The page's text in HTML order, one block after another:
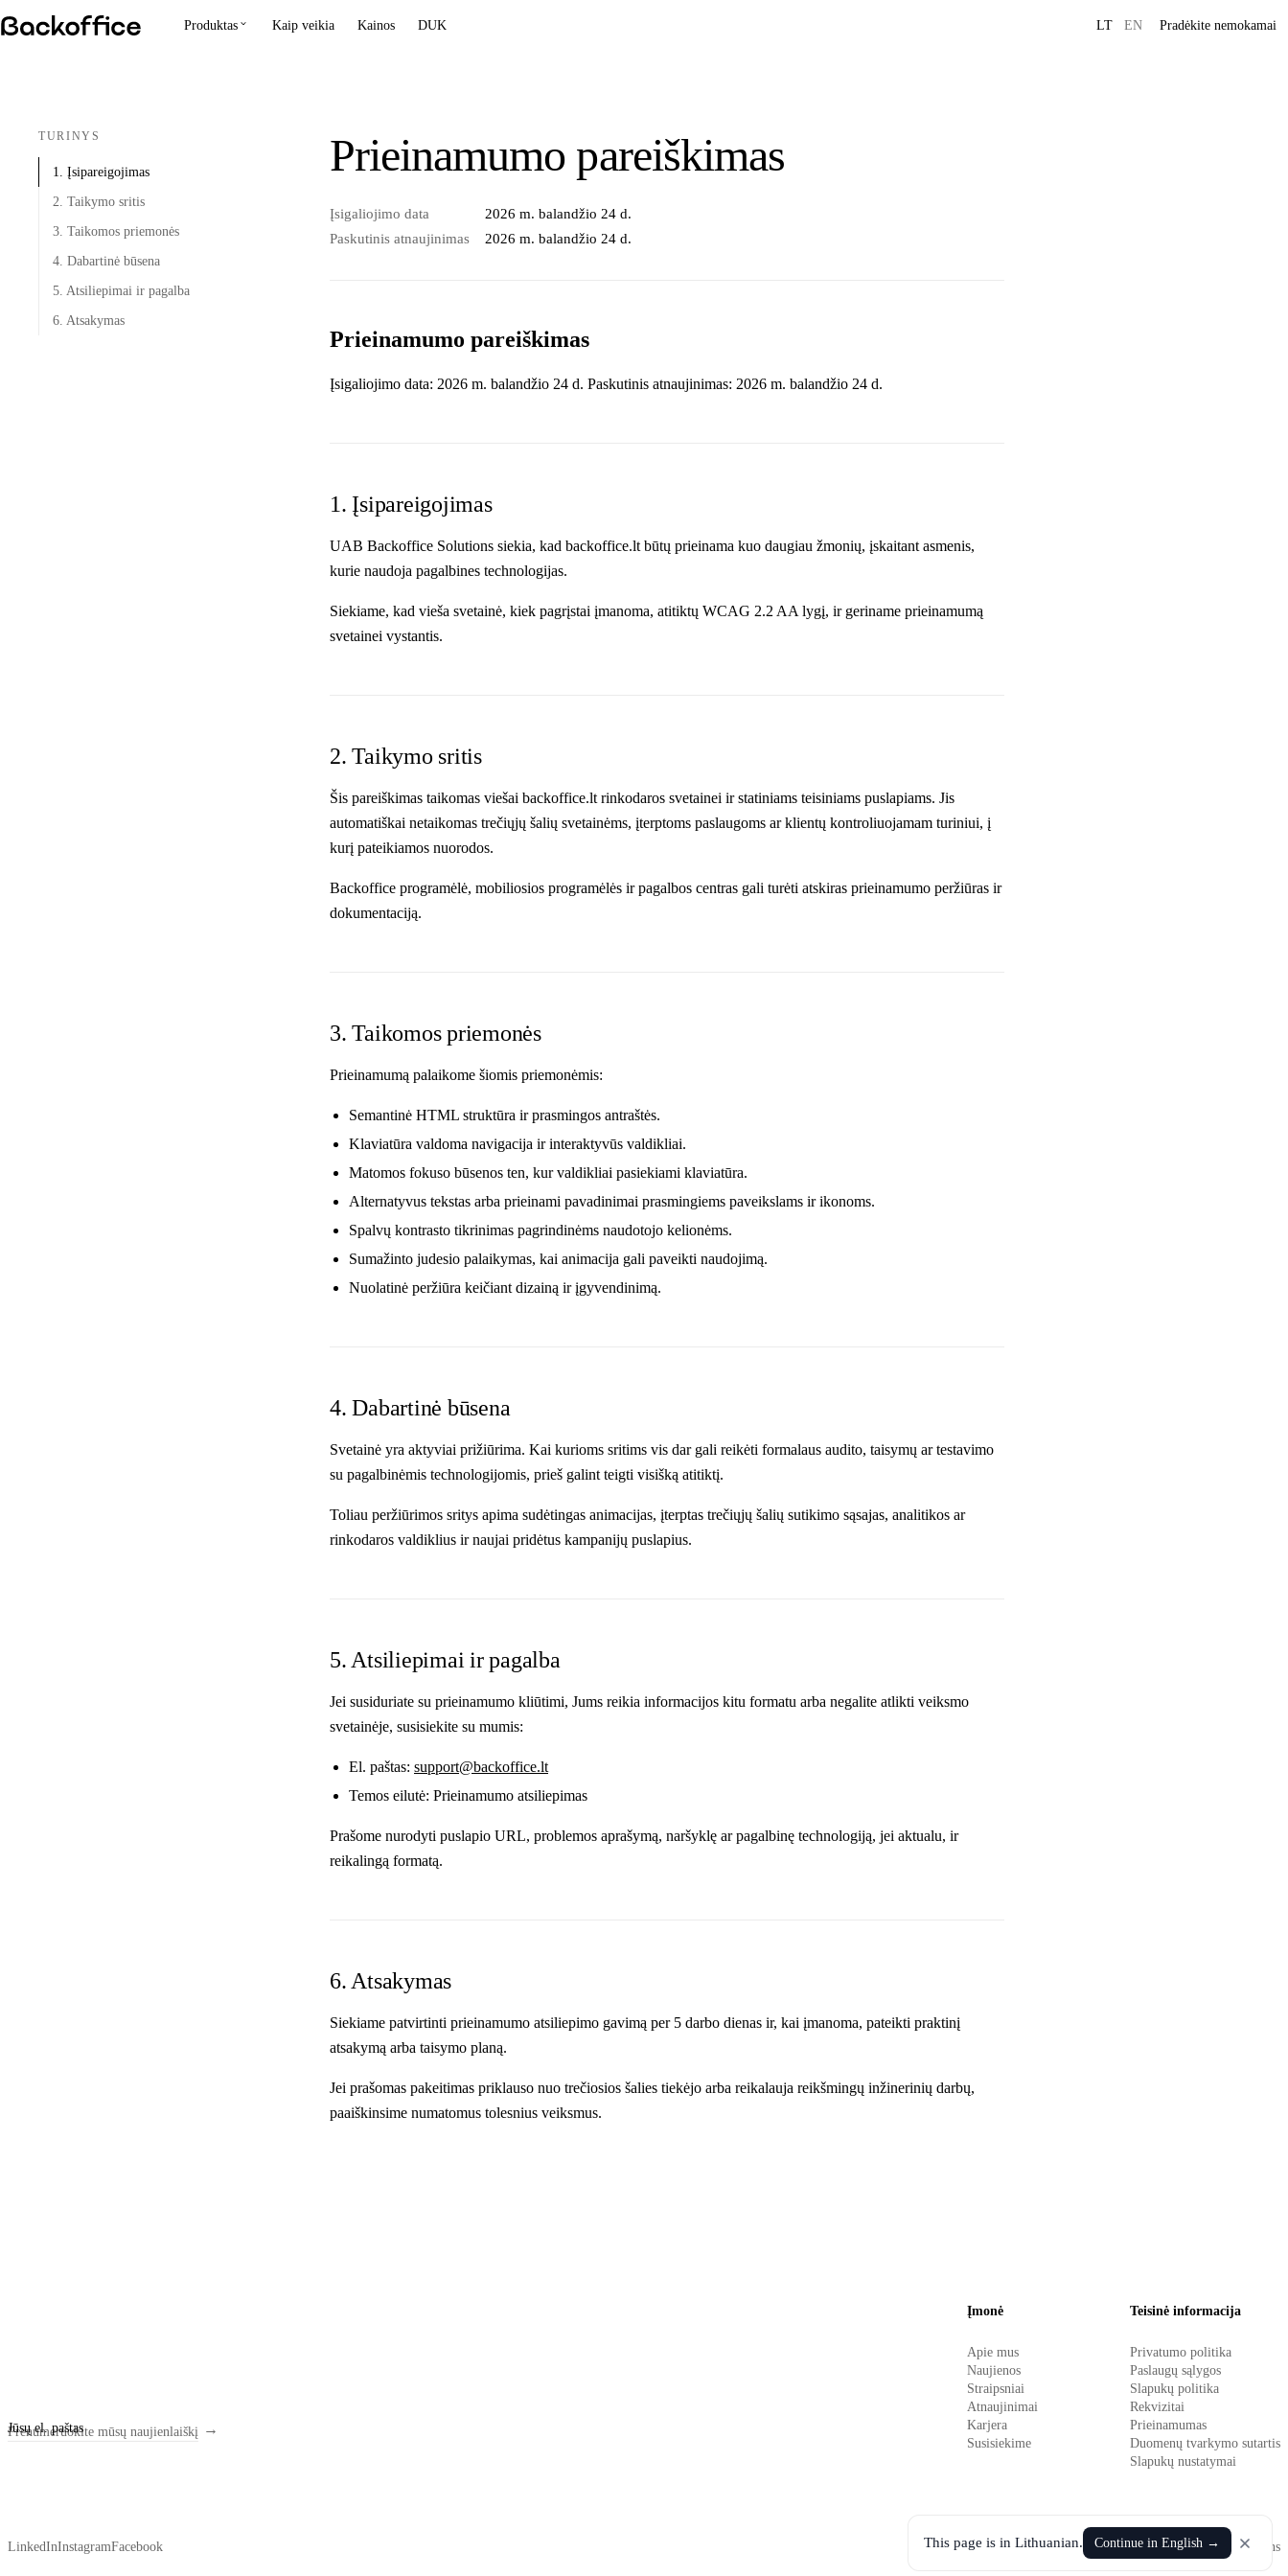
Produktas Kaip veikia Kainos DUK LT EN Pradėkite nemokamai
TURINYS
1. Įsipareigojimas
2. Taikymo sritis
3. Taikomos priemonės
4. Dabartinė būsena
5. Atsiliepimai ir pagalba
6. Atsakymas
Prieinamumo pareiškimas
Įsigaliojimo data
2026 m. balandžio 24 d.
Paskutinis atnaujinimas
2026 m. balandžio 24 d.
Prieinamumo pareiškimas
Įsigaliojimo data: 2026 m. balandžio 24 d. Paskutinis atnaujinimas: 2026 m. balandžio 24 d.
1. Įsipareigojimas
UAB Backoffice Solutions siekia, kad backoffice.lt būtų prieinama kuo daugiau žmonių, įskaitant asmenis,
kurie naudoja pagalbines technologijas.
Siekiame, kad vieša svetainė, kiek pagrįstai įmanoma, atitiktų WCAG 2.2 AA lygį, ir geriname prieinamumą
svetainei vystantis.
2. Taikymo sritis
Šis pareiškimas taikomas viešai backoffice.lt rinkodaros svetainei ir statiniams teisiniams puslapiams. Jis
automatiškai netaikomas trečiųjų šalių svetainėms, įterptoms paslaugoms ar klientų kontroliuojamam turiniui, į
kurį pateikiamos nuorodos.
Backoffice programėlė, mobiliosios programėlės ir pagalbos centras gali turėti atskiras prieinamumo peržiūras ir
dokumentaciją.
3. Taikomos priemonės
Prieinamumą palaikome šiomis priemonėmis:
Semantinė HTML struktūra ir prasmingos antraštės.
Klaviatūra valdoma navigacija ir interaktyvūs valdikliai.
Matomos fokuso būsenos ten, kur valdikliai pasiekiami klaviatūra.
Alternatyvus tekstas arba prieinami pavadinimai prasmingiems paveikslams ir ikonoms.
Spalvų kontrasto tikrinimas pagrindinėms naudotojo kelionėms.
Sumažinto judesio palaikymas, kai animacija gali paveikti naudojimą.
Nuolatinė peržiūra keičiant dizainą ir įgyvendinimą.
4. Dabartinė būsena
Svetainė yra aktyviai prižiūrima. Kai kurioms sritims vis dar gali reikėti formalaus audito, taisymų ar testavimo
su pagalbinėmis technologijomis, prieš galint teigti visišką atitiktį.
Toliau peržiūrimos sritys apima sudėtingas animacijas, įterptas trečiųjų šalių sutikimo sąsajas, analitikos ar
rinkodaros valdiklius ir naujai pridėtus kampanijų puslapius.
5. Atsiliepimai ir pagalba
Jei susiduriate su prieinamumo kliūtimi, Jums reikia informacijos kitu formatu arba negalite atlikti veiksmo
svetainėje, susisiekite su mumis:
El. paštas: support@backoffice.lt
Temos eilutė: Prieinamumo atsiliepimas
Prašome nurodyti puslapio URL, problemos aprašymą, naršyklę ar pagalbinę technologiją, jei aktualu, ir
reikalingą formatą.
6. Atsakymas
Siekiame patvirtinti prieinamumo atsiliepimo gavimą per 5 darbo dienas ir, kai įmanoma, pateikti praktinį
atsakymą arba taisymo planą.
Jei prašomas pakeitimas priklauso nuo trečiosios šalies tiekėjo arba reikalauja reikšmingų inžinerinių darbų,
paaiškinsime numatomus tolesnius veiksmus.
Įmonė
Apie mus
Naujienos
Straipsniai
Atnaujinimai
Karjera
Susisiekime
Teisinė informacija
Privatumo politika
Paslaugų sąlygos
Slapukų politika
Rekvizitai
Prieinamumas
Duomenų tvarkymo sutartis
Slapukų nustatymai
LinkedInInstagramFacebook ©2026UAB Backoffice Solutions
This page is in Lithuanian. Continue in English →